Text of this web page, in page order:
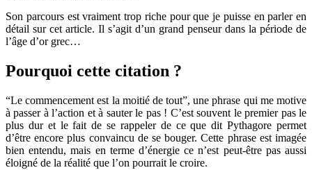
Son parcours est vraiment trop riche pour que je puisse en parler en
détail sur cet article. Il s’agit d’un grand penseur dans la période de
l’âge d’or grec…
Pourquoi cette citation ?
“Le commencement est la moitié de tout”, une phrase qui me motive
à passer à l’action et à sauter le pas ! C’est souvent le premier pas le
plus dur et le fait de se rappeler de ce que dit Pythagore permet
d’être encore plus convaincu de se bouger. Cette phrase est imagée
bien entendu, mais en terme d’énergie ce n’est peut-être pas aussi
éloigné de la réalité que l’on pourrait le croire.